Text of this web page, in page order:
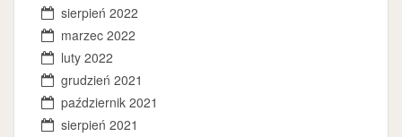
sierpień 2022
marzec 2022
luty 2022
grudzień 2021
październik 2021
sierpień 2021